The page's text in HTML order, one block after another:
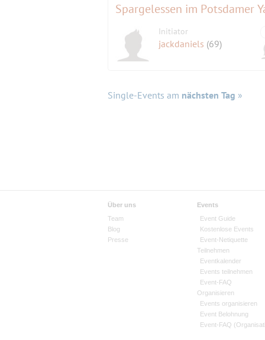
Spargelessen im Potsdamer
Initiator
jackdaniels (69)
Single-Events am nächsten Tag »
Über uns
Team
Blog
Presse
Events
Event Guide
Kostenlose Events
Event-Netiquette
Teilnehmen
Eventkalender
Events teilnehmen
Event-FAQ
Organisieren
Events organisieren
Event Belohnung
Event-FAQ